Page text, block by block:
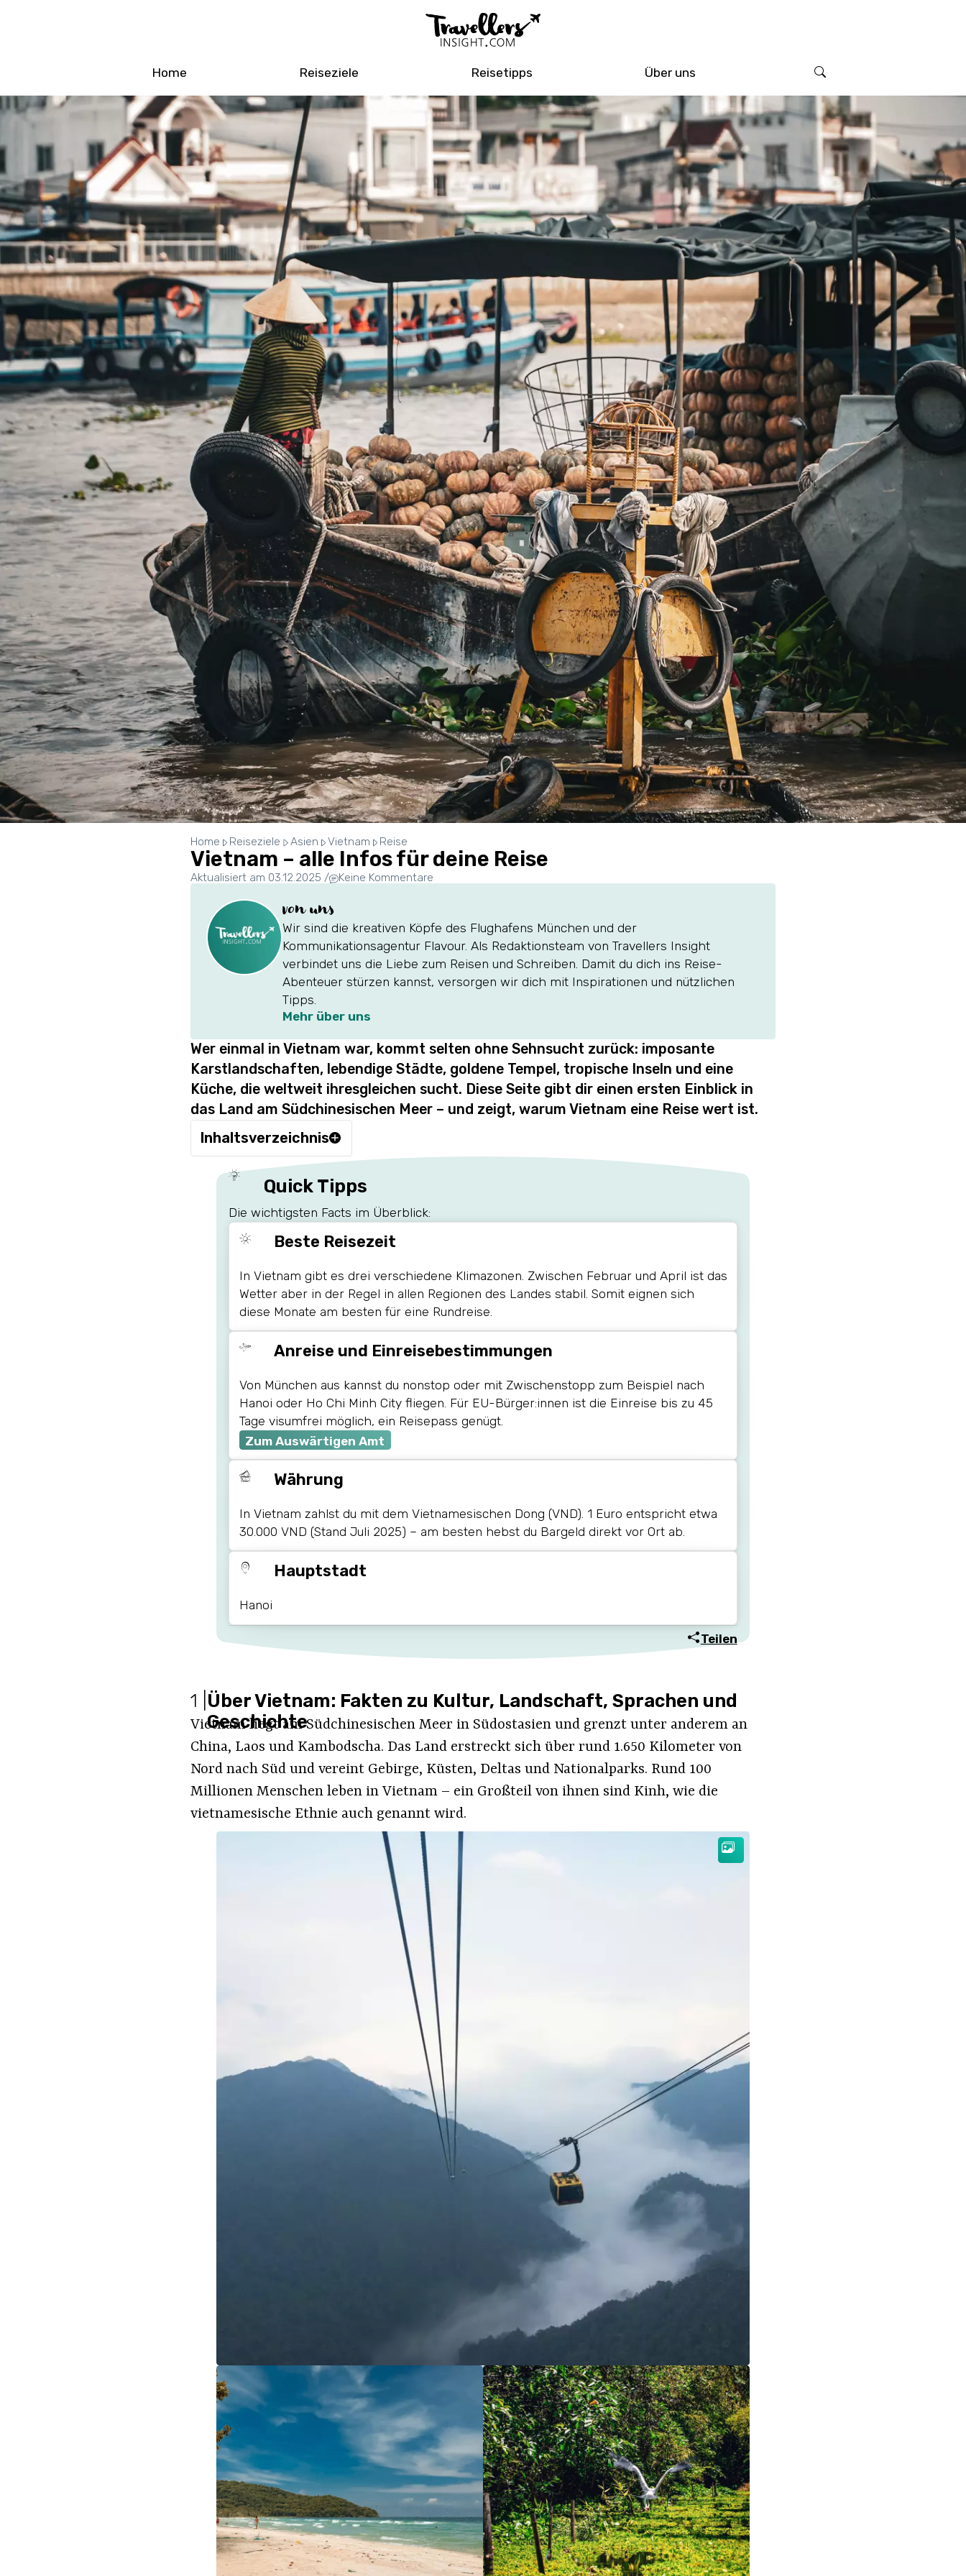
Home Reiseziele Reisetipps Über uns
Home Reiseziele Asien Vietnam Reise
Vietnam – alle Infos für deine Reise
Aktualisiert am 03.12.2025 / Keine Kommentare
von uns
Wir sind die kreativen Köpfe des Flughafens München und der
Kommunikationsagentur Flavour. Als Redaktionsteam von Travellers Insight
verbindet uns die Liebe zum Reisen und Schreiben. Damit du dich ins Reise-
Abenteuer stürzen kannst, versorgen wir dich mit Inspirationen und nützlichen
Tipps.
Mehr über uns
Wer einmal in Vietnam war, kommt selten ohne Sehnsucht zurück: imposante
Karstlandschaften, lebendige Städte, goldene Tempel, tropische Inseln und eine
Küche, die weltweit ihresgleichen sucht. Diese Seite gibt dir einen ersten Einblick in
das Land am Südchinesischen Meer – und zeigt, warum Vietnam eine Reise wert ist.
Inhaltsverzeichnis
Quick Tipps
Die wichtigsten Facts im Überblick:
Beste Reisezeit
In Vietnam gibt es drei verschiedene Klimazonen. Zwischen Februar und April ist das
Wetter aber in der Regel in allen Regionen des Landes stabil. Somit eignen sich
diese Monate am besten für eine Rundreise.
Anreise und Einreisebestimmungen
Von München aus kannst du nonstop oder mit Zwischenstopp zum Beispiel nach
Hanoi oder Ho Chi Minh City fliegen. Für EU-Bürger:innen ist die Einreise bis zu 45
Tage visumfrei möglich, ein Reisepass genügt.
Zum Auswärtigen Amt
Währung
In Vietnam zahlst du mit dem Vietnamesischen Dong (VND). 1 Euro entspricht etwa
30.000 VND (Stand Juli 2025) – am besten hebst du Bargeld direkt vor Ort ab.
Hauptstadt
Hanoi
Teilen
1 Über Vietnam: Fakten zu Kultur, Landschaft, Sprachen und
Geschichte
Vietnam liegt am Südchinesischen Meer in Südostasien und grenzt unter anderem an
China, Laos und Kambodscha. Das Land erstreckt sich über rund 1.650 Kilometer von
Nord nach Süd und vereint Gebirge, Küsten, Deltas und Nationalparks. Rund 100
Millionen Menschen leben in Vietnam – ein Großteil von ihnen sind Kinh, wie die
vietnamesische Ethnie auch genannt wird.